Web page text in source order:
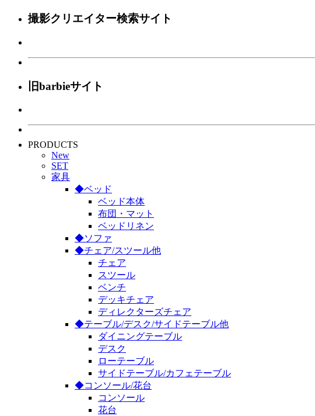
撮影クリエイター検索サイト
旧barbieサイト
PRODUCTS
New
SET
家具
◆ベッド
ベッド本体
布団・マット
ベッドリネン
◆ソファ
◆チェア/スツール他
チェア
スツール
ベンチ
デッキチェア
ディレクターズチェア
◆テーブル/デスク/サイドテーブル他
ダイニングテーブル
デスク
ローテーブル
サイドテーブル/カフェテーブル
◆コンソール/花台
コンソール
花台